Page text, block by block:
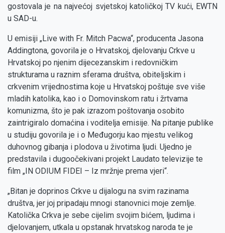
gostovala je na najvećoj svjetskoj katoličkoj TV kući, EWTN
u SAD-u.
U emisiji „Live with Fr. Mitch Pacwa“, producenta Jasona
Addingtona, govorila je o Hrvatskoj, djelovanju Crkve u
Hrvatskoj po njenim dijecezanskim i redovničkim
strukturama u raznim sferama društva, obiteljskim i
crkvenim vrijednostima koje u Hrvatskoj poštuje sve više
mladih katolika, kao i o Domovinskom ratu i žrtvama
komunizma, što je pak izrazom poštovanja osobito
zaintrigiralo domaćina i voditelja emisije. Na pitanje publike
u studiju govorila je i o Međugorju kao mjestu velikog
duhovnog gibanja i plodova u životima ljudi. Ujedno je
predstavila i dugoočekivani projekt Laudato televizije te
film „IN ODIUM FIDEI – Iz mržnje prema vjeri“.
„Bitan je doprinos Crkve u dijalogu na svim razinama
društva, jer joj pripadaju mnogi stanovnici moje zemlje.
Katolička Crkva je sebe cijelim svojim bićem, ljudima i
djelovanjem, utkala u opstanak hrvatskog naroda te je